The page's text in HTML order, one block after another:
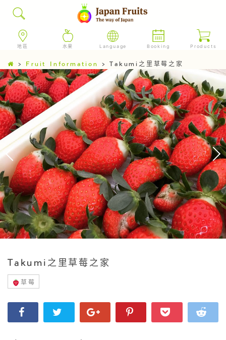
地區 水果 Language Booking Products
> Fruit Information > Takumi之里草莓之家
Takumi之里草莓之家
草莓